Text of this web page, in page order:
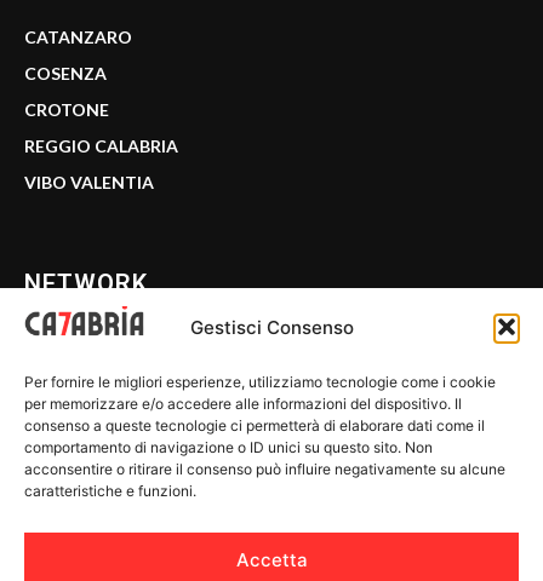
Gestisci Consenso
Per fornire le migliori esperienze, utilizziamo tecnologie come i cookie
per memorizzare e/o accedere alle informazioni del dispositivo. Il
consenso a queste tecnologie ci permetterà di elaborare dati come il
comportamento di navigazione o ID unici su questo sito. Non
acconsentire o ritirare il consenso può influire negativamente su alcune
caratteristiche e funzioni.
Accetta
CATANZARO
COSENZA
CROTONE
REGGIO CALABRIA
VIBO VALENTIA
NETWORK
WE CALABRIA
C7 PLAY
MIX ZONE